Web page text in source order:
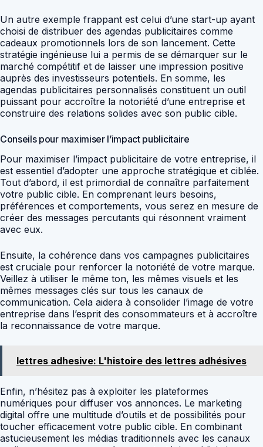
Un autre exemple frappant est celui d’une start-up ayant
choisi de distribuer des agendas publicitaires comme
cadeaux promotionnels lors de son lancement. Cette
stratégie ingénieuse lui a permis de se démarquer sur le
marché compétitif et de laisser une impression positive
auprès des investisseurs potentiels. En somme, les
agendas publicitaires personnalisés constituent un outil
puissant pour accroître la notoriété d’une entreprise et
construire des relations solides avec son public cible.
Conseils pour maximiser l’impact publicitaire
Pour maximiser l’impact publicitaire de votre entreprise, il
est essentiel d’adopter une approche stratégique et ciblée.
Tout d’abord, il est primordial de connaître parfaitement
votre public cible. En comprenant leurs besoins,
préférences et comportements, vous serez en mesure de
créer des messages percutants qui résonnent vraiment
avec eux.
Ensuite, la cohérence dans vos campagnes publicitaires
est cruciale pour renforcer la notoriété de votre marque.
Veillez à utiliser le même ton, les mêmes visuels et les
mêmes messages clés sur tous les canaux de
communication. Cela aidera à consolider l’image de votre
entreprise dans l’esprit des consommateurs et à accroître
la reconnaissance de votre marque.
lettres adhesive: L'histoire des lettres adhésives
Enfin, n’hésitez pas à exploiter les plateformes
numériques pour diffuser vos annonces. Le marketing
digital offre une multitude d’outils et de possibilités pour
toucher efficacement votre public cible. En combinant
astucieusement les médias traditionnels avec les canaux